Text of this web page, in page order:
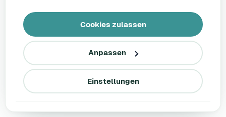
Cookies zulassen
Anpassen
Einstellungen
Automatische Umfragen, um Stimmung
und Mitarbeiterengagement regelmäßig
zu bewerten.
Flexible Analysen mit Echtzeitdaten,
sodass Sie beispielsweise sofort
erkennen, wenn Engagement oder